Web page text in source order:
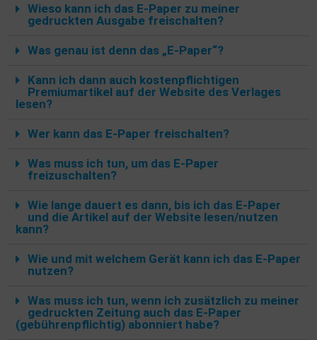
Wieso kann ich das E-Paper zu meiner
gedruckten Ausgabe freischalten?
Was genau ist denn das „E-Paper“?
Kann ich dann auch kostenpflichtigen
Premiumartikel auf der Website des Verlages
lesen?
Wer kann das E-Paper freischalten?
Was muss ich tun, um das E-Paper
freizuschalten?
Wie lange dauert es dann, bis ich das E-Paper
und die Artikel auf der Website lesen/nutzen
kann?
Wie und mit welchem Gerät kann ich das E-Paper
nutzen?
Was muss ich tun, wenn ich zusätzlich zu meiner
gedruckten Zeitung auch das E-Paper
(gebührenpflichtig) abonniert habe?